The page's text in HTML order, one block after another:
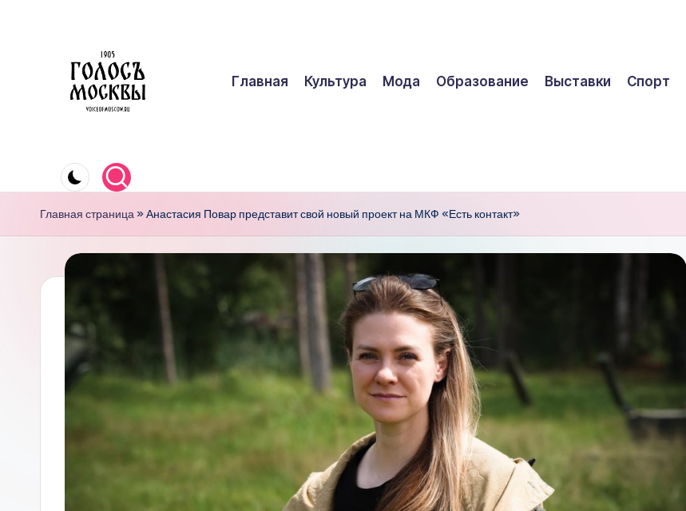
содержимому
О
Л
О
М
О
С
Главная Культура Мода Образование Выставки Спорт
Главная страница »Анастасия Повар представит свой новый проект на МКФ «Есть контакт»